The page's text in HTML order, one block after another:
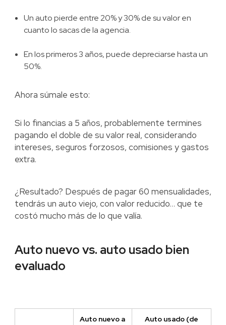
Un auto pierde entre 20% y 30% de su valor en
cuanto lo sacas de la agencia.
En los primeros 3 años, puede depreciarse hasta un
50%.
Ahora súmale esto:
Si lo financias a 5 años, probablemente termines
pagando el doble de su valor real, considerando
intereses, seguros forzosos, comisiones y gastos
extra.
¿Resultado? Después de pagar 60 mensualidades,
tendrás un auto viejo, con valor reducido… que te
costó mucho más de lo que valía.
Auto nuevo vs. auto usado bien
evaluado
Auto nuevo a
Auto usado (de